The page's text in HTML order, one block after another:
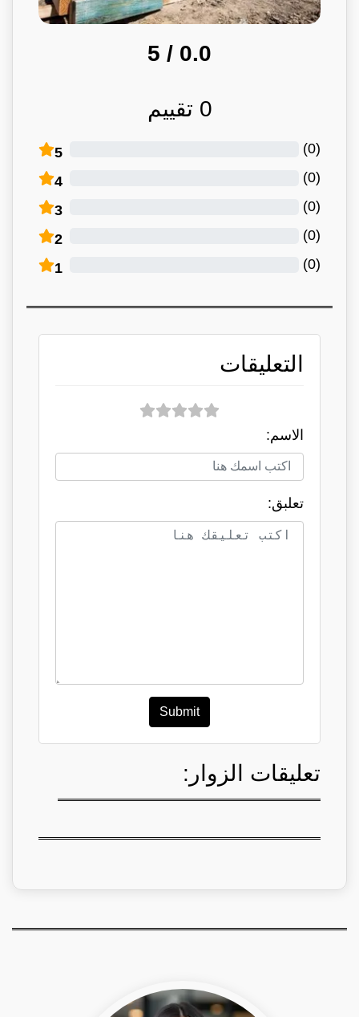
0.0
/ 5
0 تقييم
5 (
0
)
4 (
0
)
3 (
0
)
2 (
0
)
1 (
0
)
التعليقات
الاسم:
تعلبق:
Submit
تعليقات الزوار: